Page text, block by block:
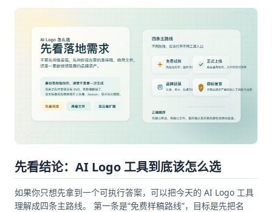
先看结论：AI Logo 工具到底该怎么选
如果你只想先拿到一个可执行答案，可以把今天的 AI Logo 工具
理解成四条主路线。 第一条是“免费样稿路线”，目标是先把名